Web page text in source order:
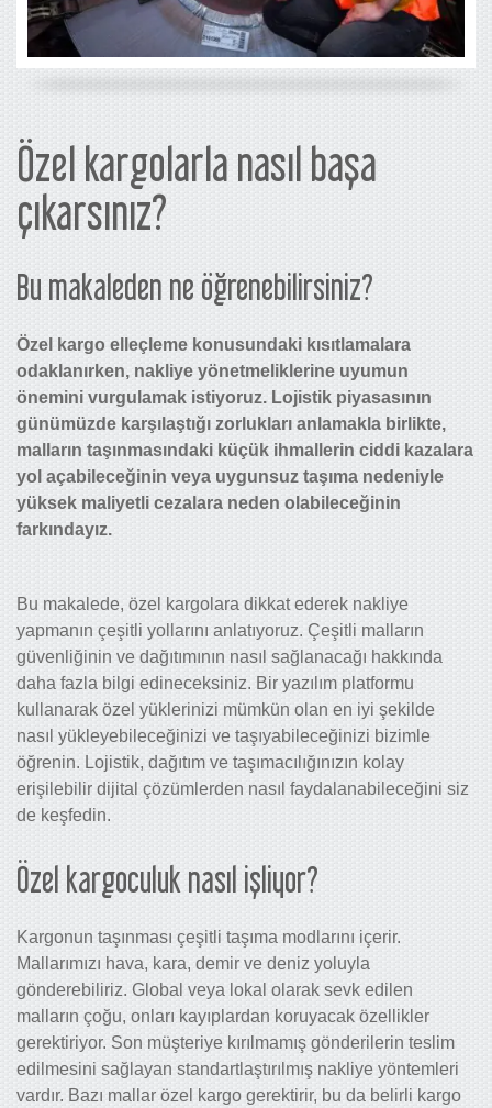
Özel kargolarla nasıl başa
çıkarsınız?
Bu makaleden ne öğrenebilirsiniz?
Özel kargo elleçleme konusundaki kısıtlamalara
odaklanırken, nakliye yönetmeliklerine uyumun
önemini vurgulamak istiyoruz. Lojistik piyasasının
günümüzde karşılaştığı zorlukları anlamakla birlikte,
malların taşınmasındaki küçük ihmallerin ciddi kazalara
yol açabileceğinin veya uygunsuz taşıma nedeniyle
yüksek maliyetli cezalara neden olabileceğinin
farkındayız.
Bu makalede, özel kargolara dikkat ederek nakliye
yapmanın çeşitli yollarını anlatıyoruz. Çeşitli malların
güvenliğinin ve dağıtımının nasıl sağlanacağı hakkında
daha fazla bilgi edineceksiniz. Bir yazılım platformu
kullanarak özel yüklerinizi mümkün olan en iyi şekilde
nasıl yükleyebileceğinizi ve taşıyabileceğinizi bizimle
öğrenin. Lojistik, dağıtım ve taşımacılığınızın kolay
erişilebilir dijital çözümlerden nasıl faydalanabileceğini siz
de keşfedin.
Özel kargoculuk nasıl işliyor?
Kargonun taşınması çeşitli taşıma modlarını içerir.
Mallarımızı hava, kara, demir ve deniz yoluyla
gönderebiliriz. Global veya lokal olarak sevk edilen
malların çoğu, onları kayıplardan koruyacak özellikler
gerektiriyor. Son müşteriye kırılmamış gönderilerin teslim
edilmesini sağlayan standartlaştırılmış nakliye yöntemleri
vardır. Bazı mallar özel kargo gerektirir, bu da belirli kargo